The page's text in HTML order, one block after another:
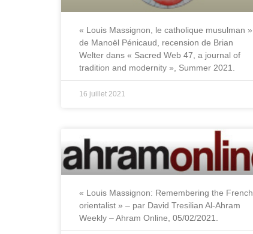
« Louis Massignon, le catholique musulman »,
de Manoël Pénicaud, recension de Brian
Welter dans « Sacred Web 47, a journal of
tradition and modernity », Summer 2021.
16 juillet 2021
« Louis Massignon: Remembering the French
orientalist » – par David Tresilian Al-Ahram
Weekly – Ahram Online, 05/02/2021.